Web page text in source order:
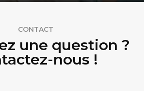
CONTACT
une question ?
nous !